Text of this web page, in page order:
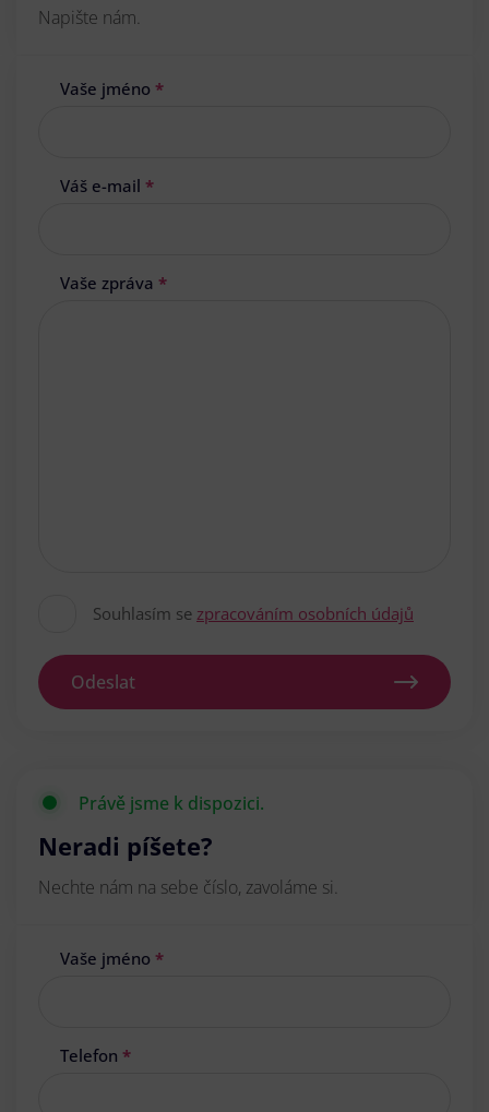
Napište nám.
Vaše jméno *
Váš e-mail *
Vaše zpráva *
Souhlasím se zpracováním osobních údajů
Odeslat
Právě jsme k dispozici.
Neradi píšete?
Nechte nám na sebe číslo, zavoláme si.
Vaše jméno *
Telefon *